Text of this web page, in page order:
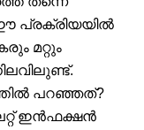
പ്രക്രിയയിൽ
മറ്റും
പറഞ്ഞത്?
ഇൻഫക്ഷൻ